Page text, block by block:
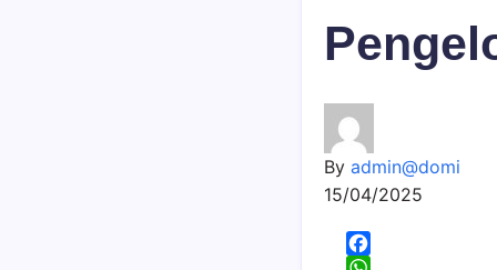
Byadmin@domi
15/04/2025